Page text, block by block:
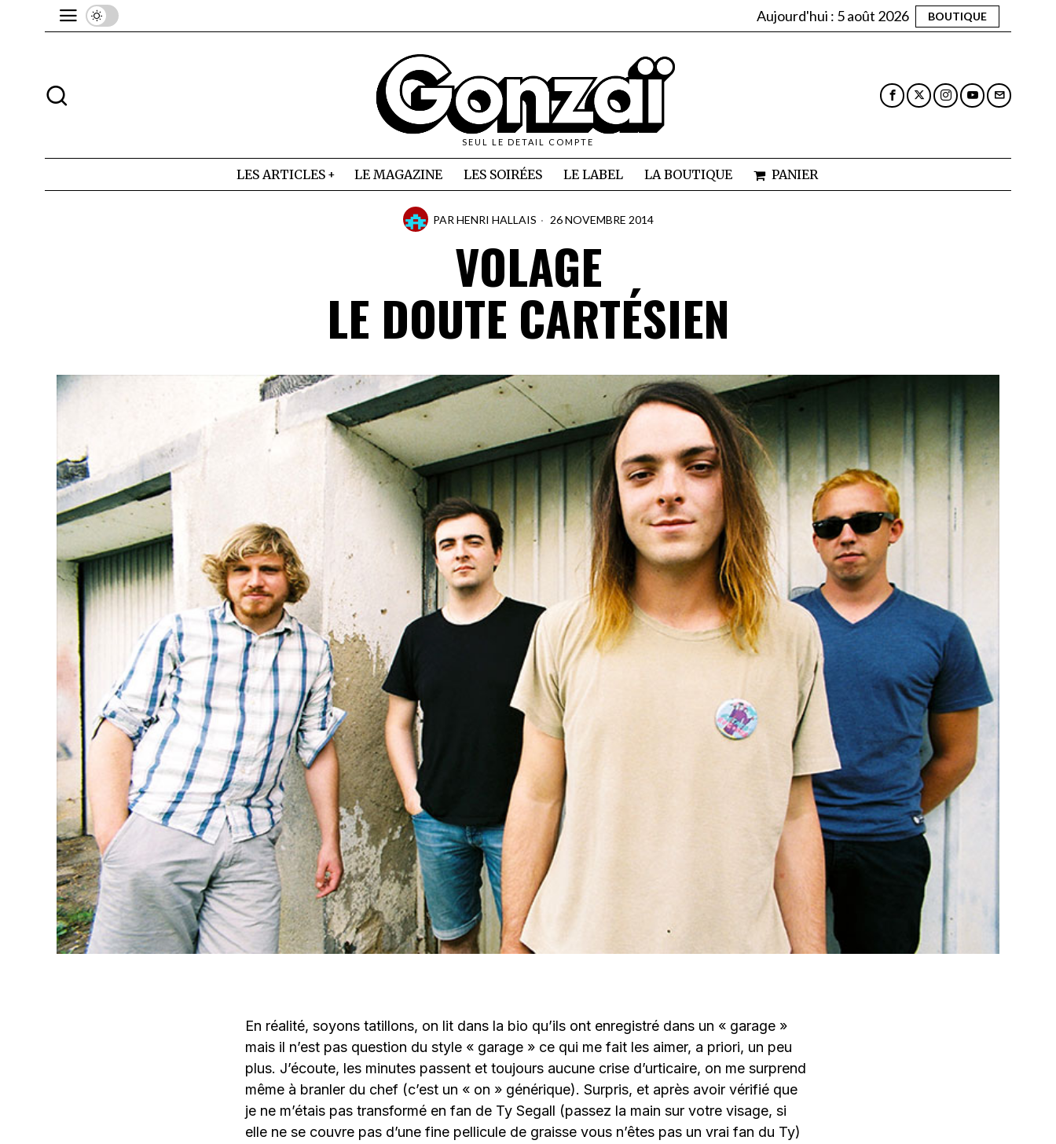
Aujourd'hui : 5 août 2026 BOUTIQUE
SEUL LE DETAIL COMPTE
LES ARTICLES LE MAGAZINE LES SOIRÉES LE LABEL LA BOUTIQUE PANIER
PAR HENRI HALLAIS 26 NOVEMBRE 2014
VOLAGE
LE DOUTE CARTÉSIEN
En réalité, soyons tatillons, on lit dans la bio qu’ils ont enregistré dans un « garage »
mais il n’est pas question du style « garage » ce qui me fait les aimer, a priori, un peu
plus. J’écoute, les minutes passent et toujours aucune crise d’urticaire, on me surprend
même à branler du chef (c’est un « on » générique). Surpris, et après avoir vérifié que
je ne m’étais pas transformé en fan de Ty Segall (passez la main sur votre visage, si
elle ne se couvre pas d’une fine pellicule de graisse vous n’êtes pas un vrai fan du Ty)